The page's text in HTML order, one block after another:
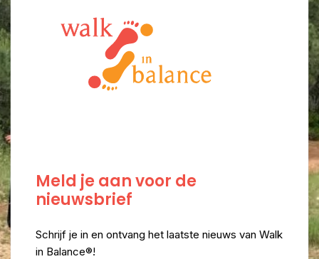
Meld je aan voor de
nieuwsbrief
Schrijf je in en ontvang het laatste nieuws van Walk
in Balance®!